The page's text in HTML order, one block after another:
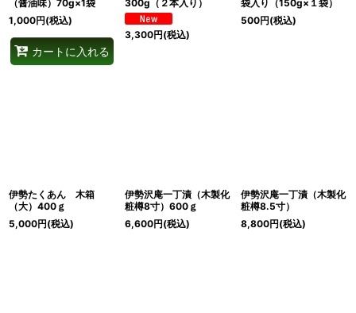
（醤油味）70g×1袋
1,000円(税込)
カートに入れる
300g（２本入り）
3,300円(税込)
袋入り（150g×１袋）
500円(税込)
伊勢たくあん 木箱
（大）400ｇ
5,000円(税込)
伊勢沢庵一丁漬（木製化
粧樽8寸）600ｇ
6,600円(税込)
伊勢沢庵一丁漬（木製化
粧樽8.5寸）
8,800円(税込)